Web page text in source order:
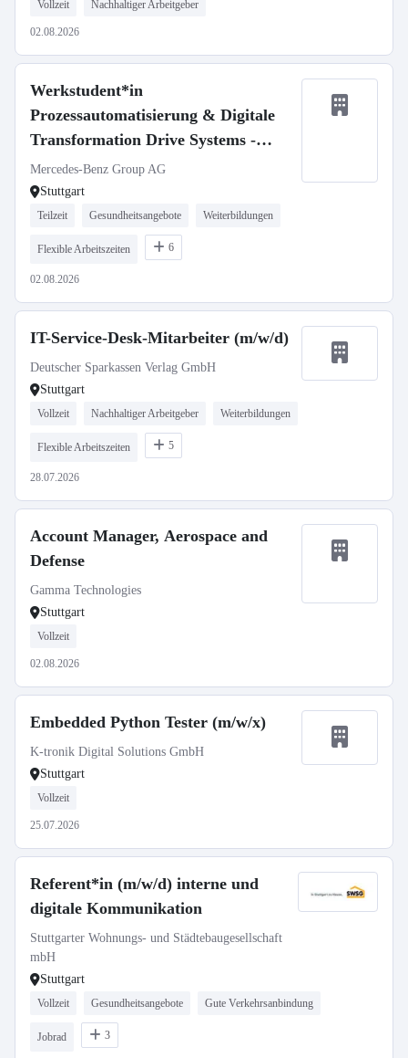
Vollzeit Nachhaltiger Arbeitgeber
02.08.2026
Werkstudent*in
Prozessautomatisierung & Digitale
Transformation Drive Systems -
Softwareprojekte VAN
Mercedes-Benz Group AG
Stuttgart
Teilzeit Gesundheitsangebote Weiterbildungen
Flexible Arbeitszeiten 6
02.08.2026
IT-Service-Desk-Mitarbeiter (m/w/d)
Deutscher Sparkassen Verlag GmbH
Stuttgart
Vollzeit Nachhaltiger Arbeitgeber Weiterbildungen
Flexible Arbeitszeiten 5
28.07.2026
Account Manager, Aerospace and
Defense
Gamma Technologies
Stuttgart
Vollzeit
02.08.2026
Embedded Python Tester (m/w/x)
K-tronik Digital Solutions GmbH
Stuttgart
Vollzeit
25.07.2026
Referent*in (m/w/d) interne und
digitale Kommunikation
Stuttgarter Wohnungs- und Städtebaugesellschaft
mbH
Stuttgart
Vollzeit Gesundheitsangebote Gute Verkehrsanbindung
Jobrad 3